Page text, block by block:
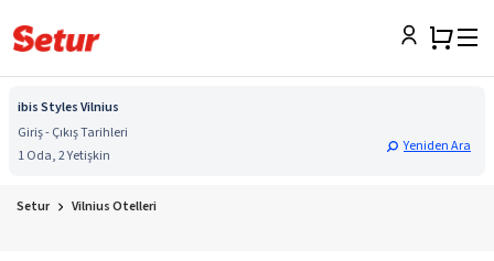
ibis Styles Vilnius
Giriş - Çıkış Tarihleri
1 Oda, 2 Yetişkin
Yeniden Ara
Setur Vilnius Otelleri